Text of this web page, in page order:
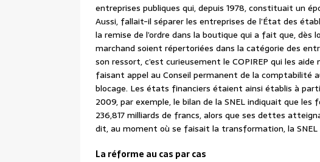
entreprises publiques qui, depuis 1978, constituait un
Aussi, fallait-il séparer les entreprises de l’État des
la remise de l’ordre dans la boutique qui a fait que, dès
marchand soient répertoriées dans la catégorie des
son ressort, c’est curieusement le COPIREP qui les
faisant appel au Conseil permanent de la comptabilité
blocage. Les états financiers étaient ainsi établis à
2009, par exemple, le bilan de la SNEL indiquait que
236,817 milliards de francs, alors que ses dettes
dit, au moment où se faisait la transformation, la
La réforme au cas par cas